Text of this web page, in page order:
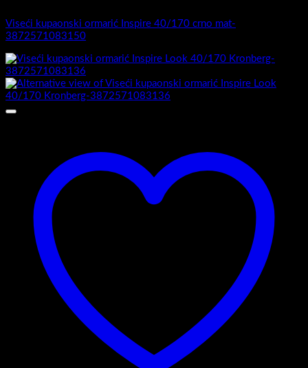
Viseći kupaonski ormarić Inspire 40/170 crno mat-
3872571083150